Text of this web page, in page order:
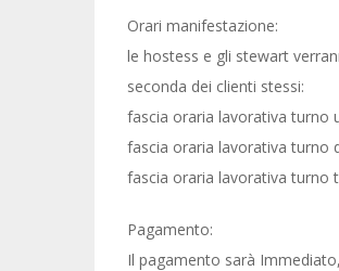
Orari manifestazione:
le hostess e gli stewart
seconda dei clienti stessi:
fascia oraria lavorativa turno
fascia oraria lavorativa turno
fascia oraria lavorativa turno
Pagamento:
Il pagamento sarà